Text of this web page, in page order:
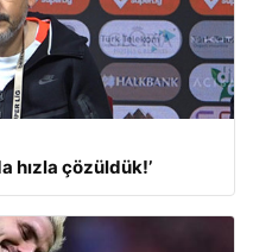
hızla çözüldük!’